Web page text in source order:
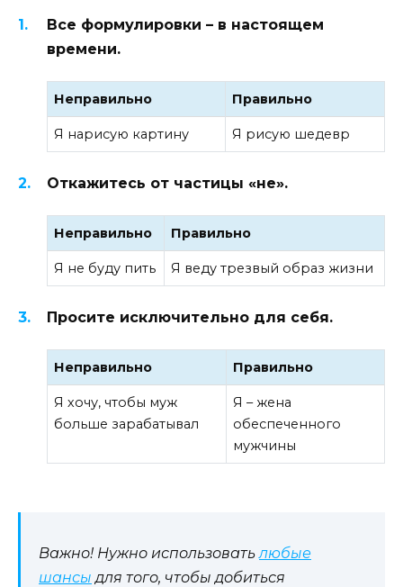
Все формулировки – в настоящем
времени.
Неправильно Правильно
Я нарисую картину Я рисую шедевр
Откажитесь от частицы «не».
Неправильно Правильно
Я не буду пить Я веду трезвый образ жизни
Просите исключительно для себя.
Неправильно Правильно
Я хочу, чтобы муж
больше зарабатывал
Я – жена
обеспеченного
мужчины
Важно! Нужно использовать любые
шансы для того, чтобы добиться